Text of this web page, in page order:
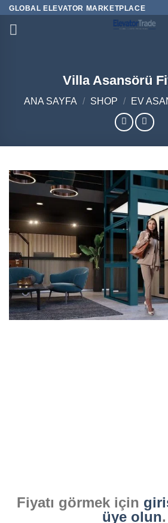
İçeriğe
GLOBAL ELEVATOR MARKETPLACE
Villa Asansörü
ANA SAYFA / SHOP / EV
Fiyatı görmek için
üye olun.